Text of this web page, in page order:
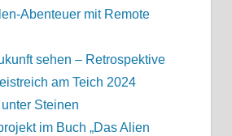
Abenteuer mit Remote
sehen – Retrospektive
am Teich 2024
Steinen
im Buch „Das Alien